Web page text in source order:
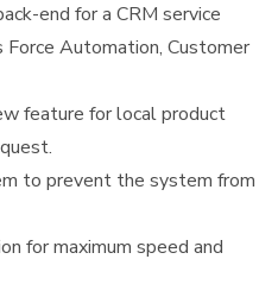
end for a CRM service
Force Automation, Customer
feature for local product
to prevent the system from
for maximum speed and